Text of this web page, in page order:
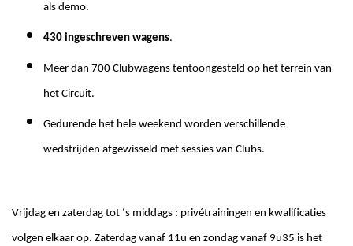
als demo.
430 ingeschreven wagens.
Meer dan 700 Clubwagens tentoongesteld op het terrein van
het Circuit.
Gedurende het hele weekend worden verschillende
wedstrijden afgewisseld met sessies van Clubs.
Vrijdag en zaterdag tot ‘s middags : privétrainingen en kwalificaties
volgen elkaar op. Zaterdag vanaf 11u en zondag vanaf 9u35 is het